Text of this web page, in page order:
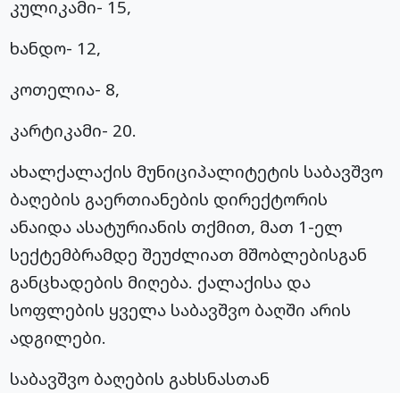
კულიკამი- 15,
ხანდო- 12,
კოთელია- 8,
კარტიკამი- 20.
ახალქალაქის მუნიციპალიტეტის საბავშვო
ბაღების გაერთიანების დირექტორის
ანაიდა ასატურიანის თქმით, მათ 1-ელ
სექტემბრამდე შეუძლიათ მშობლებისგან
განცხადების მიღება. ქალაქისა და
სოფლების ყველა საბავშვო ბაღში არის
ადგილები.
საბავშვო ბაღების გახსნასთან